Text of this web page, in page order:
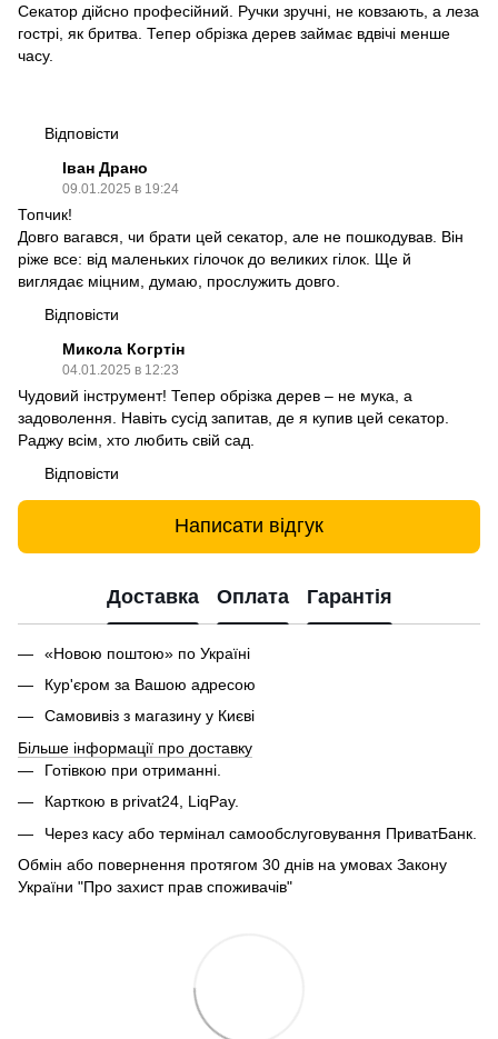
Секатор дійсно професійний. Ручки зручні, не ковзають, а леза
гострі, як бритва. Тепер обрізка дерев займає вдвічі менше
часу.
Відповісти
Іван Драно
09.01.2025 в 19:24
Топчик!
Довго вагався, чи брати цей секатор, але не пошкодував. Він
ріже все: від маленьких гілочок до великих гілок. Ще й
виглядає міцним, думаю, прослужить довго.
Відповісти
Микола Когртін
04.01.2025 в 12:23
Чудовий інструмент! Тепер обрізка дерев – не мука, а
задоволення. Навіть сусід запитав, де я купив цей секатор.
Раджу всім, хто любить свій сад.
Відповісти
Написати відгук
Доставка Оплата Гарантія
«Новою поштою» по Україні
Кур'єром за Вашою адресою
Самовивіз з магазину у Києві
Більше інформації про доставку
Готівкою при отриманні.
Карткою в privat24, LiqPay.
Через касу або термінал самообслуговування ПриватБанк.
Обмін або повернення протягом 30 днів на умовах Закону
України "Про захист прав споживачів"